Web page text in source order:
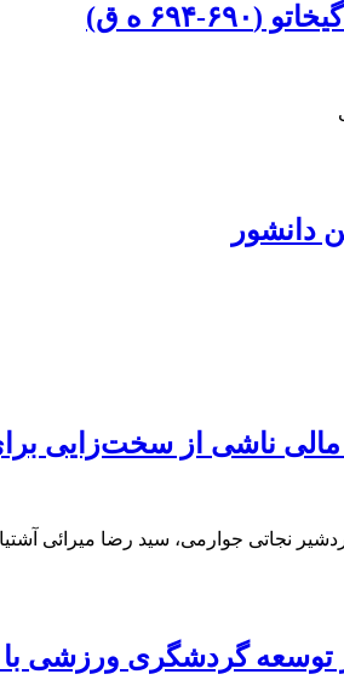
۶۹۴ ه ق)
دانشور
ناشی از سخت‌زایی
نجاتی جوارمی، سید رضا میرائی
گردشگری ورزشی